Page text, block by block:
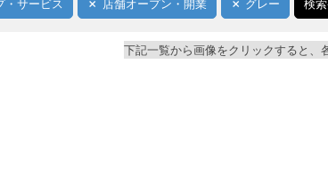
下記一覧から画像をクリックすると、